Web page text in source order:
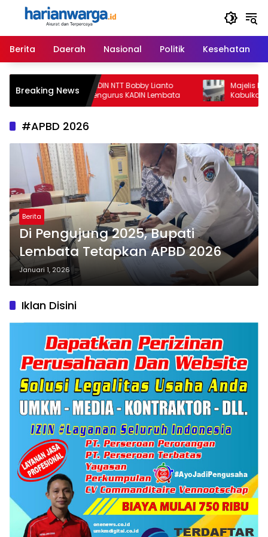
Langsung
Berita
Daerah Nasional Politik Kesehatan
Breaking News
Ketua Umum KADIN NTT Bobby Lianto
Lantik Badan Pengurus KADIN Lembata
Majelis Hakim
Kabulkan
Gugatan David
#APBD 2026
Berita
Di Pengujung 2025, Bupati
Lembata Tetapkan APBD 2026
Januari 1, 2026
Iklan Disini